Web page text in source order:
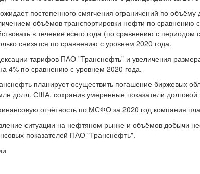
постепенного смягчения ограничений по
объёмов транспортировки нефти по сравнению
в течение всего года (по сравнению с
снизятся по сравнению с уровнем 2020 года.
тарифов ПАО "Транснефть" и увеличения
4% по сравнению с уровнем 2020 года.
планирует осуществить погашение биржевых
долл. США, сохранив умеренные показатели долговой
отчётность по МСФО за 2020 год компания
ситуации на нефтяном рынке и объёмов добычи
показателей ПАО "Транснефть".